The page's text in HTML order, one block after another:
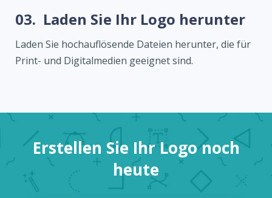
03. Laden Sie Ihr Logo herunter
Laden Sie hochauflösende Dateien herunter, die für
Print- und Digitalmedien geeignet sind.
Erstellen Sie Ihr Logo noch
heute